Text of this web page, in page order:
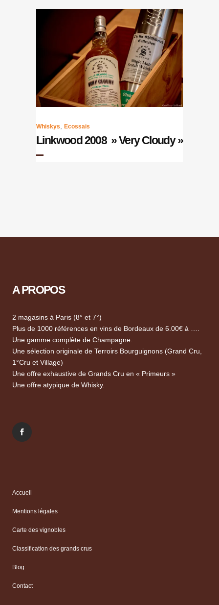
Whiskys, Ecossais
Linkwood 2008 » Very Cloudy »
A PROPOS
2 magasins à Paris (8° et 7°)
Plus de 1000 références en vins de Bordeaux de 6.00€ à ….
Une gamme complète de Champagne.
Une sélection originale de Terroirs Bourguignons (Grand Cru,
1°Cru et Village)
Une offre exhaustive de Grands Cru en « Primeurs »
Une offre atypique de Whisky.
Accueil
Mentions légales
Carte des vignobles
Classification des grands crus
Blog
Contact